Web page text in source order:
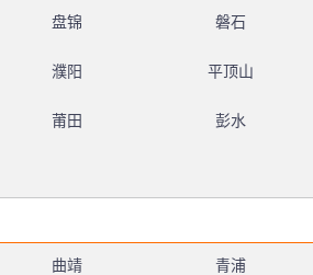
盘锦 磐石
濮阳 平顶山
莆田 彭水
曲靖 青浦